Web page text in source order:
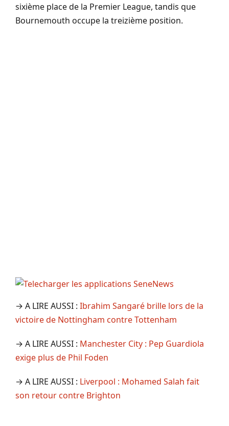
sixième place de la Premier League, tandis que
Bournemouth occupe la treizième position.
→ A LIRE AUSSI : Ibrahim Sangaré brille lors de la
victoire de Nottingham contre Tottenham
→ A LIRE AUSSI : Manchester City : Pep Guardiola
exige plus de Phil Foden
→ A LIRE AUSSI : Liverpool : Mohamed Salah fait
son retour contre Brighton